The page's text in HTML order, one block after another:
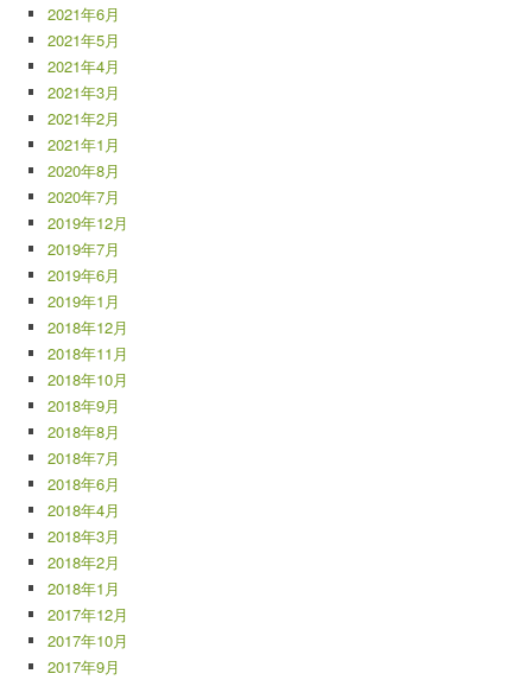
2021年6月
2021年5月
2021年4月
2021年3月
2021年2月
2021年1月
2020年8月
2020年7月
2019年12月
2019年7月
2019年6月
2019年1月
2018年12月
2018年11月
2018年10月
2018年9月
2018年8月
2018年7月
2018年6月
2018年4月
2018年3月
2018年2月
2018年1月
2017年12月
2017年10月
2017年9月